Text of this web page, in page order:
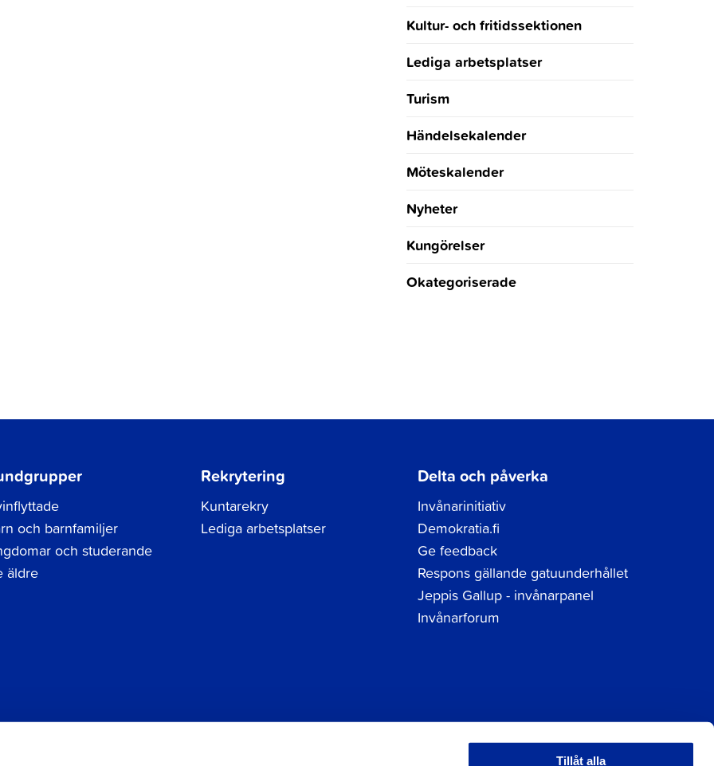
Tillåt alla
Kultur- och fritidssektionen
Lediga arbetsplatser
Turism
Händelsekalender
Möteskalender
Nyheter
Kungörelser
Okategoriserade
och barnfamiljer
och studerande
äldre
Rekrytering
Kuntarekry
Lediga arbetsplatser
Delta och påverka
Invånarinitiativ
Demokratia.fi
Ge feedback
Respons gällande gatuunderhållet
Jeppis Gallup - invånarpanel
Invånarforum